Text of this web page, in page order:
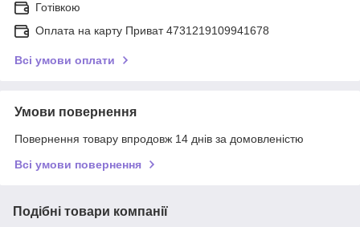
Готівкою
Оплата на карту Приват 4731219109941678
Всі умови оплати
Умови повернення
Повернення товару впродовж 14 днів за домовленістю
Всі умови повернення
Подібні товари компанії